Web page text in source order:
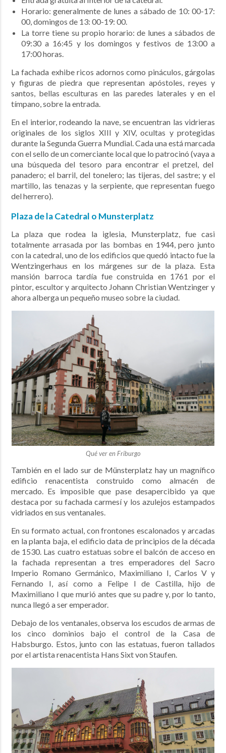
Horario: generalmente de lunes a sábado de 10: 00-17:
00, domingos de 13: 00-19: 00.
La torre tiene su propio horario: de lunes a sábados de
09:30 a 16:45 y los domingos y festivos de 13:00 a
17:00 horas.
La fachada exhibe ricos adornos como pináculos, gárgolas
y figuras de piedra que representan apóstoles, reyes y
santos, bellas esculturas en las paredes laterales y en el
tímpano, sobre la entrada.
En el interior, rodeando la nave, se encuentran las vidrieras
originalesde los siglos XIII y XIV, ocultas y protegidas
durante la Segunda Guerra Mundial. Cada una estámarcada
con el sello de un comerciante local que lo patrocinó (vaya a
una búsqueda del tesoro para encontrar el pretzel, del
panadero; el barril, del tonelero; las tijeras, del sastre; y el
martillo, las tenazas y la serpiente, que representan fuego
del herrero).
Plaza de la Catedral o Munsterplatz
La plaza que rodea la iglesia, Munsterplatz, fue casi
totalmente arrasada por las bombas en 1944, pero junto
con la catedral, uno de los edificios que quedó intacto fue la
Wentzingerhaus en los márgenes sur de la plaza. Esta
mansión barroca tardía fue construida en 1761 por el
pintor, escultor y arquitecto Johann Christian Wentzinger y
ahora alberga un pequeño museo sobre la ciudad.
Qué ver en Friburgo
También en el lado sur de Münsterplatz hay un magnífico
edificio renacentista construido como almacén de
mercado. Es imposible que pase desapercibido ya que
destaca por su fachada carmesí y los azulejos estampados
vidriados en sus ventanales.
En su formato actual, con frontones escalonados y arcadas
en la planta baja, el edificio data de principios de la década
de 1530. Las cuatro estatuas sobre el balcón de acceso en
la fachada representan a tres emperadores del Sacro
Imperio Romano Germánico, Maximiliano I, Carlos V y
Fernando I, así como a Felipe I de Castilla, hijo de
Maximiliano I que murió antes que su padre y, por lo tanto,
nunca llegó a ser emperador.
Debajo de los ventanales, observa los escudos de armas de
los cinco dominios bajo el control de la Casa de
Habsburgo. Estos, junto con las estatuas, fueron tallados
por el artista renacentista Hans Sixt von Staufen.